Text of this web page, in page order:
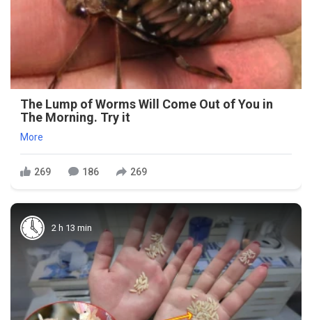
The Lump of Worms Will Come Out of You in
The Morning. Try it
More
269 186 269
2 h 13 min